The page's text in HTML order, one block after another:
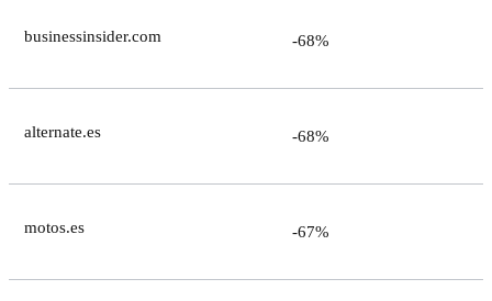
businessinsider.com -68%
alternate.es -68%
motos.es -67%